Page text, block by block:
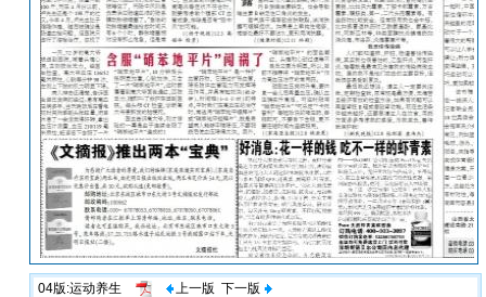
04版:运动养生 上一版 下一版